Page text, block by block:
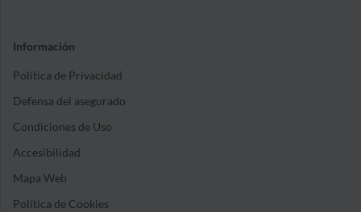
Información
Política de Privacidad
Defensa del asegurado
Condiciones de Uso
Accesibilidad
Mapa Web
Política de Cookies